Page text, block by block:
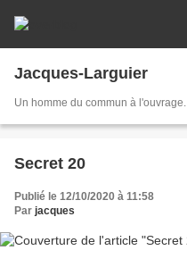
Jacques-Larguier
Un homme du commun à l'ouvrage.
Secret 20
Publié le 12/10/2020 à 11:58
Par jacques